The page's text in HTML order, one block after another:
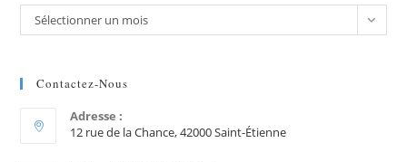
Sélectionner un mois
Contactez-Nous
Adresse :
12 rue de la Chance, 42000 Saint-Étienne